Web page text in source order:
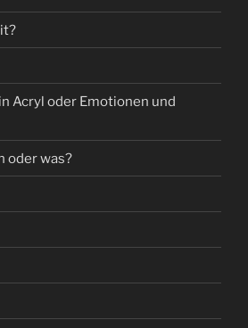
Acryl oder Emotionen und
oder was?